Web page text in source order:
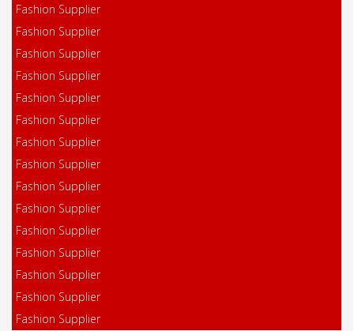
Fashion Supplier
Fashion Supplier
Fashion Supplier
Fashion Supplier
Fashion Supplier
Fashion Supplier
Fashion Supplier
Fashion Supplier
Fashion Supplier
Fashion Supplier
Fashion Supplier
Fashion Supplier
Fashion Supplier
Fashion Supplier
Fashion Supplier